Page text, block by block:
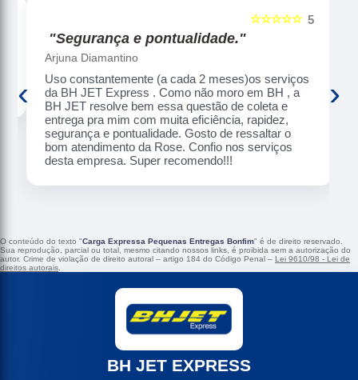
5
☆☆☆☆☆
"Segurança e pontualidade."
Arjuna Diamantino
Uso constantemente (a cada 2 meses)os serviços
da BH JET Express . Como não moro em BH , a
BH JET resolve bem essa questão de coleta e
entrega pra mim com muita eficiência, rapidez,
segurança e pontualidade. Gosto de ressaltar o
bom atendimento da Rose. Confio nos serviços
desta empresa. Super recomendo!!!
‹ ›
O conteúdo do texto "Carga Expressa Pequenas Entregas Bonfim" é de direito reservado.
Sua reprodução, parcial ou total, mesmo citando nossos links, é proibida sem a autorização do
autor. Crime de violação de direito autoral – artigo 184 do Código Penal – Lei 9610/98 - Lei de
direitos autorais
BH JET EXPRESS